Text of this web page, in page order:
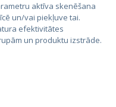
aktīva skenēšana
un/vai piekļuve tai.
efektivitātes
un produktu izstrāde.